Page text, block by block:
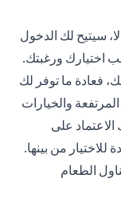
سيتيح لك الدخول
اختيارك ورغبتك.
فعادة ما توفر لك
والخيارات
على
للاختيار من بينها.
الطعام